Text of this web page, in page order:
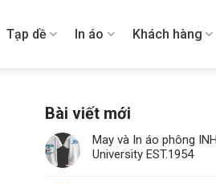
Tạp dề In áo Khách hàng
Bài viết mới
May và In áo phông
University EST.1954